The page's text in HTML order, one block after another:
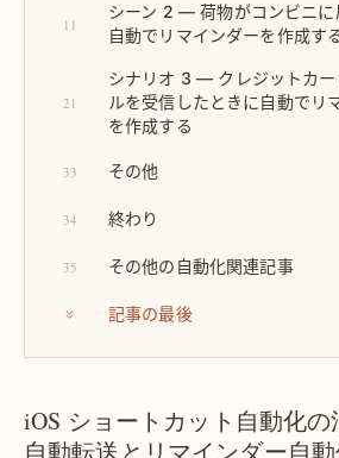
11
シーン 2 — 荷物がコンビニに
自動でリマインダーを作成す
21
シナリオ 3 — クレジットカー
ルを受信したときに自動でリ
を作成する
33 その他
34 終わり
35 その他の自動化関連記事
記事の最後
iOS ショートカット自動化
自動転送とリマインダー自